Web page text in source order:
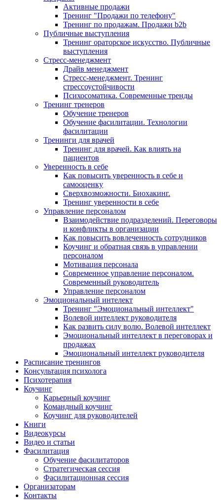
Активные продажи
Тренинг "Продажи по телефону"
Тренинг по продажам. Продажи b2b
Публичные выступления
Тренинг ораторское искусство. Публичные
выступления
Стресс-менеджмент
Драйв менеджмент
Стресс-менеджмент. Тренинг
стрессоустойчивости
Психосоматика. Современные тренды
Тренинг тренеров
Обучение тренеров
Обучение фасилитации. Технологии
фасилитации
Тренинги для врачей
Тренинг для врачей. Как влиять на
пациентов
Уверенность в себе
Как повысить уверенность в себе и
самооценку
Сверхвозможности. Биохакинг.
Тренинг уверенности в себе
Управление персоналом
Взаимодействие подразделений. Переговоры
и конфликты в организации
Как повысить вовлеченность сотрудников
Коучинг и обратная связь в управлении
персоналом
Мотивация персонала
Современное управление персоналом.
Современный руководитель
Управление персоналом
Эмоциональный интелект
Тренинг "Эмоциональный интеллект"
Волевой интеллект руководителя
Как развить силу волю. Волевой интеллект
Эмоциональный интеллект в переговорах и
продажах
Эмоциональный интеллект руководителя
Расписание тренингов
Консультация психолога
Психотерапия
Коучинг
Карьерный коучинг
Командный коучинг
Коучинг для руководителей
Книги
Видеокурсы
Видео и статьи
Фасилитация
Обучение фасилитаторов
Стратегическая сессия
Фасилитационная сессия
Организаторам
Контакты